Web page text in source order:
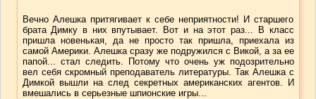
Вечно Алешка притягивает к себе неприятности! И старшего
брата Димку в них впутывает. Вот и на этот раз... В класс
пришла новенькая, да не просто так пришла, приехала из
самой Америки. Алешка сразу же подружился с Викой, а за ее
папой... стал следить. Потому что очень уж подозрительно
вел себя скромный преподаватель литературы. Так Алешка с
Димкой вышли на след секретных американских агентов. И
вмешались в серьезные шпионские игры...